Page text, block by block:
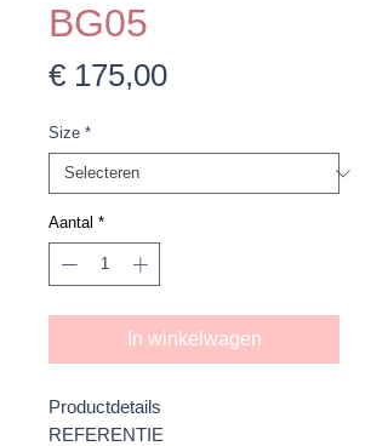
BG05
€ 175,00Prijs
Size *
Aantal *
In winkelwagen
Productdetails
REFERENTIE